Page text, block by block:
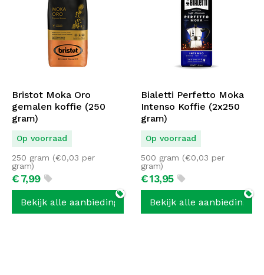
Bristot Moka Oro
gemalen koffie (250
gram)
Op voorraad
€7,99
250 gram (€0,03 per
gram)
Bekijk alle aanbiedingen
Bialetti Perfetto Moka
Intenso Koffie (2x250
gram)
Op voorraad
€13,95
500 gram (€0,03 per
gram)
Bekijk alle aanbiedingen